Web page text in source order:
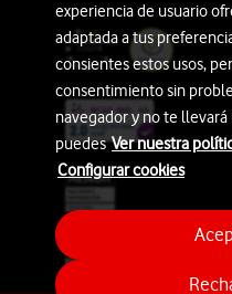
experiencia de usuario
adaptada a tus
consientes estos usos,
consentimiento sin
navegador y no te
puedesVer nuestra
Configurar cookies